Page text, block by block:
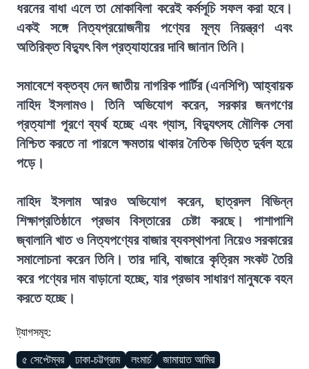
ধরনের বাধা এলে তা মোকাবিলা করেই কর্মসূচি সফল করা হবে।
একই সঙ্গে নিত্যপ্রয়োজনীয় পণ্যের মূল্য নিয়ন্ত্রণ এবং
অতিরিক্ত বিদ্যুৎ বিল প্রত্যাহারের দাবি জানান তিনি।
সমাবেশে বক্তব্য দেন জাতীয় নাগরিক পার্টির (এনসিপি) আহ্বায়ক
নাহিদ ইসলামও। তিনি অভিযোগ করেন, সরকার জনগণের
প্রত্যাশা পূরণে ব্যর্থ হচ্ছে এবং গ্যাস, বিদ্যুৎসহ মৌলিক সেবা
নিশ্চিত করতে না পারলে ক্ষমতায় থাকার নৈতিক ভিত্তি দুর্বল হয়ে
পড়ে।
নাহিদ ইসলাম আরও অভিযোগ করেন, ছাত্রদল বিভিন্ন
শিক্ষাপ্রতিষ্ঠানে প্রভাব বিস্তারের চেষ্টা করছে। পাশাপাশি
জ্বালানি খাত ও নিত্যপণ্যের বাজার ব্যবস্থাপনা নিয়েও সরকারের
সমালোচনা করেন তিনি। তার দাবি, বাজারে কৃত্রিম সংকট তৈরি
করে পণ্যের দাম বাড়ানো হচ্ছে, যার প্রভাব সাধারণ মানুষকে বহন
করতে হচ্ছে।
ট্যাগসমূহ:
৫ সেপ্টেম্বর ঢাকা-চট্টগ্রাম লংমার্চ জামায়াত আমির